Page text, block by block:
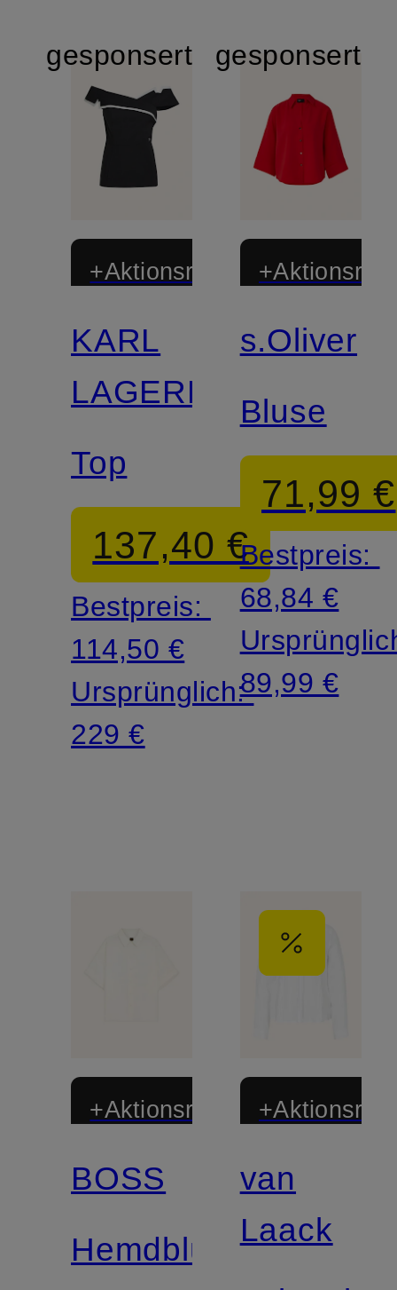
gesponsert
+Aktionsrabatt
KARL
LAGERFELD
Top
137,40 €
Bestpreis:
114,50 €
Ursprünglich:
229 €
gesponsert
s.Oliver
Bluse
71,99 €
Bestpreis:
68,84 €
89,99 €
+Aktionsrabatt
BOSS
Hemdbluse
van
Laack